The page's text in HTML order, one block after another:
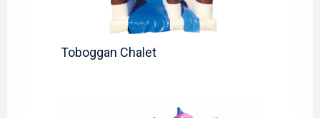
Toboggan Chalet